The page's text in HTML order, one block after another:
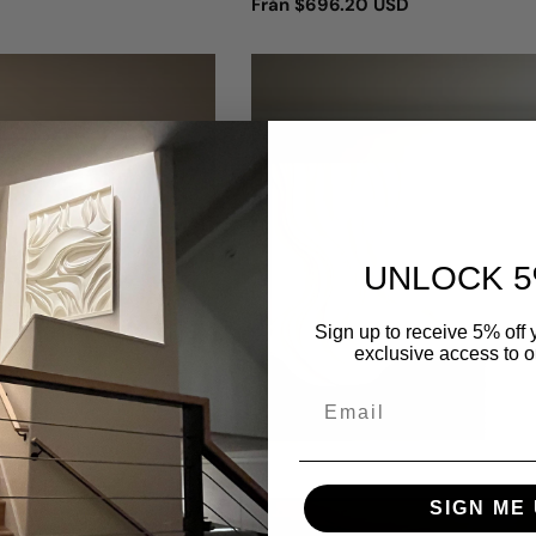
UNLOCK
Sign up to receive 5% off
exclusive access to
SIGN ME